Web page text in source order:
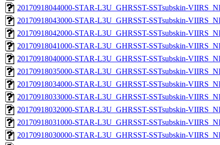
20170918044000-STAR-L3U_GHRSST-SSTsubskin-
20170918043000-STAR-L3U_GHRSST-SSTsubskin-
20170918042000-STAR-L3U_GHRSST-SSTsubskin-
20170918041000-STAR-L3U_GHRSST-SSTsubskin-
20170918040000-STAR-L3U_GHRSST-SSTsubskin-
20170918035000-STAR-L3U_GHRSST-SSTsubskin-
20170918034000-STAR-L3U_GHRSST-SSTsubskin-
20170918033000-STAR-L3U_GHRSST-SSTsubskin-
20170918032000-STAR-L3U_GHRSST-SSTsubskin-
20170918031000-STAR-L3U_GHRSST-SSTsubskin-
20170918030000-STAR-L3U_GHRSST-SSTsubskin-